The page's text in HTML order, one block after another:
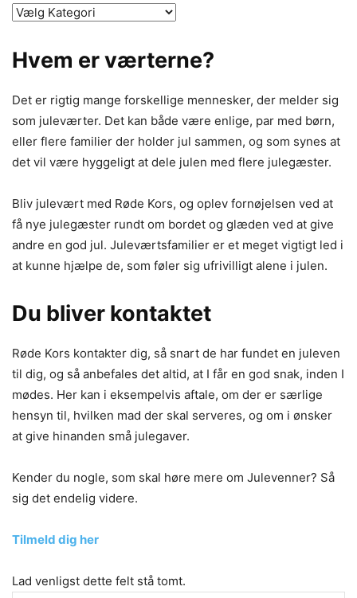
Hvem er værterne?
Det er rigtig mange forskellige mennesker, der melder sig
som juleværter. Det kan både være enlige, par med børn,
eller flere familier der holder jul sammen, og som synes at
det vil være hyggeligt at dele julen med flere julegæster.
Bliv julevært med Røde Kors, og oplev fornøjelsen ved at
få nye julegæster rundt om bordet og glæden ved at give
andre en god jul. Juleværtsfamilier er et meget vigtigt led i
at kunne hjælpe de, som føler sig ufrivilligt alene i julen.
Du bliver kontaktet
Røde Kors kontakter dig, så snart de har fundet en juleven
til dig, og så anbefales det altid, at I får en god snak, inden I
mødes. Her kan i eksempelvis aftale, om der er særlige
hensyn til, hvilken mad der skal serveres, og om i ønsker
at give hinanden små julegaver.
Kender du nogle, som skal høre mere om Julevenner? Så
sig det endelig videre.
Tilmeld dig her
Lad venligst dette felt stå tomt.